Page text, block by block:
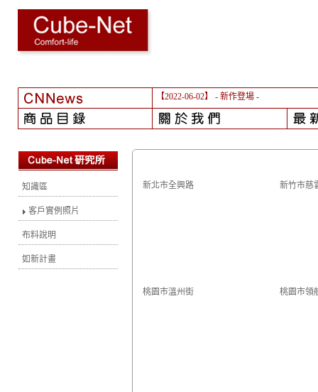
【2022-05-13】 - 更新客戶實例
知識區
客戶實例照片
布料說明
如新計畫
新北市全興路 新竹市慈
桃園市溫州街 桃園市領